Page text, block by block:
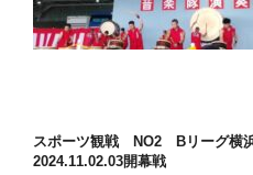
スポーツ観戦 NO2 Bリーグ横
2024.11.02.03開幕戦